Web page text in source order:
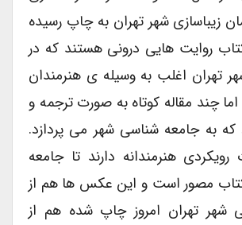
زیباسازی شهر تهران به چاپ رسیده
روایت هایی درونی هستند که در
تهران اغلب به وسیله ی هنرمندان
چند مقاله کوتاه به صورت ترجمه و
که به جامعه شناسی شهر می پردازد.
هنرمندانه دارند تا جامعه
مصور است و این عکس ها هم از
تهران امروز چاپ شده هم از